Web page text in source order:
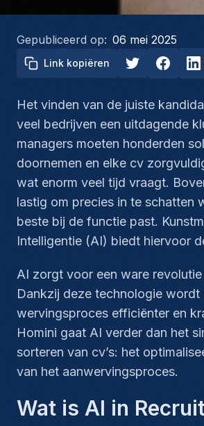
Gepubliceerd op: 06 mei 2025
Link kopiëren
Het vinden van de juiste
veel bedrijven een uitdagende
managers moeten honderden
doornemen en elke cv
wat enorm veel tijd vraagt.
lastig om precies in te schatten
beste bij de functie past.
Intelligentie (AI) biedt hiervoor
AI zorgt voor een ware
Dankzij deze technologie wordt
wervingsproces efficiënter en
Homini gaat AI verder dan het
sorteren van cv’s: het
van het aanwervingsproces.
Wat is AI in